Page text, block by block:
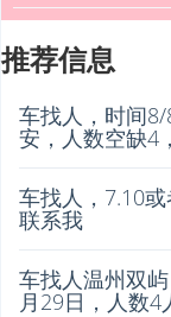
推荐信息
车找人，时间
安，人数空缺4
车找人，7.10
联系我
车找人温州双
月29日，人数4